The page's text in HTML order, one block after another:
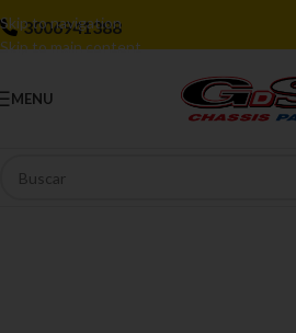
Skip to navigation
Skip to main content
3006941388
MENU